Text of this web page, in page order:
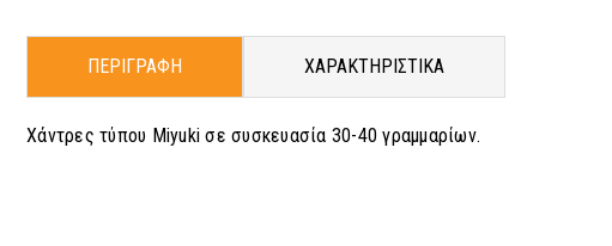
ΠΕΡΙΓΡΑΦΗ ΧΑΡΑΚΤΗΡΙΣΤΙΚΑ
Χάντρες τύπου Miyuki σε συσκευασία 30-40 γραμμαρίων.